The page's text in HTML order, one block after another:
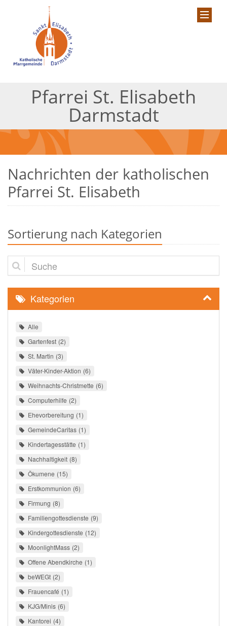
Pfarrei St. Elisabeth
Darmstadt
Nachrichten der katholischen
Pfarrei St. Elisabeth
Sortierung nach Kategorien
Suche
Kategorien
Alle
Gartenfest 2
St. Martin 3
Väter-Kinder-Aktion 6
Weihnachts-Christmette 6
Computerhilfe 2
Ehevorbereitung 1
GemeindeCaritas 1
Kindertagesstätte 1
Nachhaltigkeit 8
Ökumene 15
Erstkommunion 6
Firmung 8
Familiengottesdienste 9
Kindergottesdienste 12
MoonlightMass 2
Offene Abendkirche 1
beWEGt 2
Frauencafé 1
KJG/Minis 6
Kantorei 4